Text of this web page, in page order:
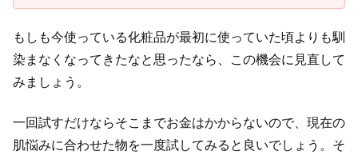
もしも今使っている化粧品が最初に使っていた頃よりも馴
染まなくなってきたなと思ったなら、この機会に見直して
みましょう。
一回試すだけならそこまでお金はかからないので、現在の
肌悩みに合わせた物を一度試してみると良いでしょう。そ